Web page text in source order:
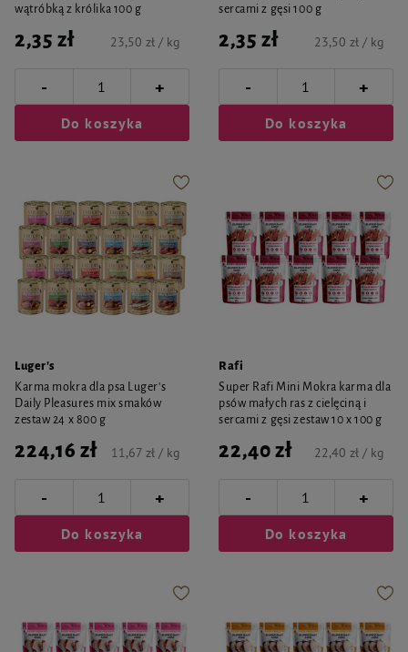
wątróbką z królika 100 g
2,35 zł 23,50 zł / kg
- +
Do koszyka
sercami z gęsi 100 g
2,35 zł 23,50 zł / kg
- +
Do koszyka
Luger's
Karma mokra dla psa Luger's
Daily Pleasures mix smaków
zestaw 24 x 800 g
224,16 zł 11,67 zł / kg
- +
Do koszyka
Rafi
Super Rafi Mini Mokra karma dla
psów małych ras z cielęciną i
sercami z gęsi zestaw 10 x 100 g
22,40 zł 22,40 zł / kg
- +
Do koszyka